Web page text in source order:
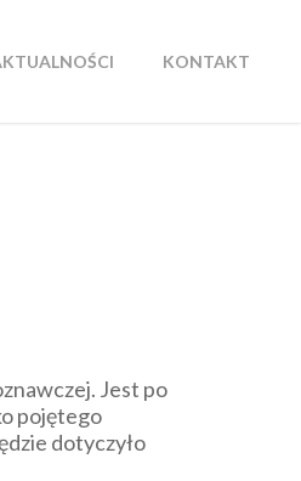
KONTAKT
Jest po
pojętego
dotyczyło